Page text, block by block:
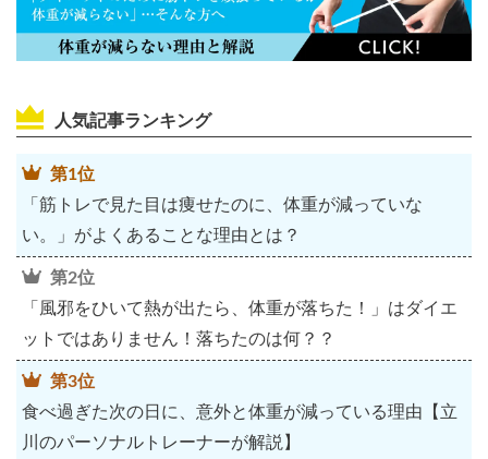
人気記事ランキング
第1位
「筋トレで見た目は痩せたのに、体重が減っていな
い。」がよくあることな理由とは？
第2位
「風邪をひいて熱が出たら、体重が落ちた！」はダイエ
ットではありません！落ちたのは何？？
第3位
食べ過ぎた次の日に、意外と体重が減っている理由【立
川のパーソナルトレーナーが解説】